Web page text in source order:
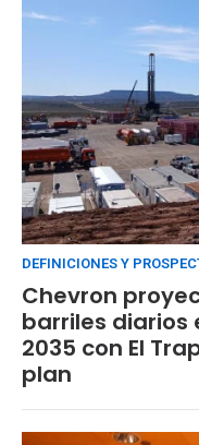
DEFINICIONES Y
Chevron
barriles diarios
2035 con El
plan